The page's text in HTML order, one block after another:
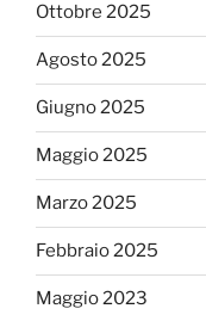
Ottobre 2025
Agosto 2025
Giugno 2025
Maggio 2025
Marzo 2025
Febbraio 2025
Maggio 2023